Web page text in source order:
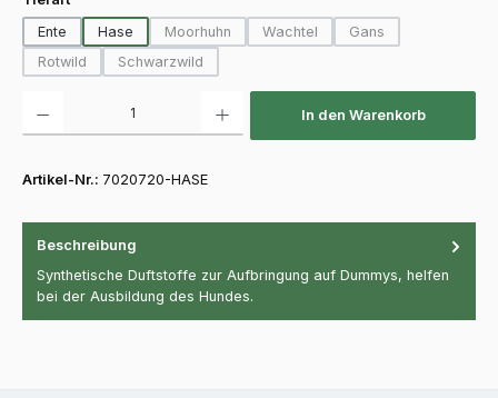
Ente
Hase Moorhuhn
(Diese Option ist zurzeit nicht verfügbar.)
Wachtel
(Diese Option ist zurzeit nicht
Gans
(Diese Option ist
Rotwild
(Diese Option ist zurzeit nicht verfügbar.)
Schwarzwild
(Diese Option ist zurzeit nicht verfügbar.)
In den Warenkorb
Artikel-Nr.: 7020720-HASE
Beschreibung
Synthetische Duftstoffe zur Aufbringung auf Dummys, helfen
bei der Ausbildung des Hundes.